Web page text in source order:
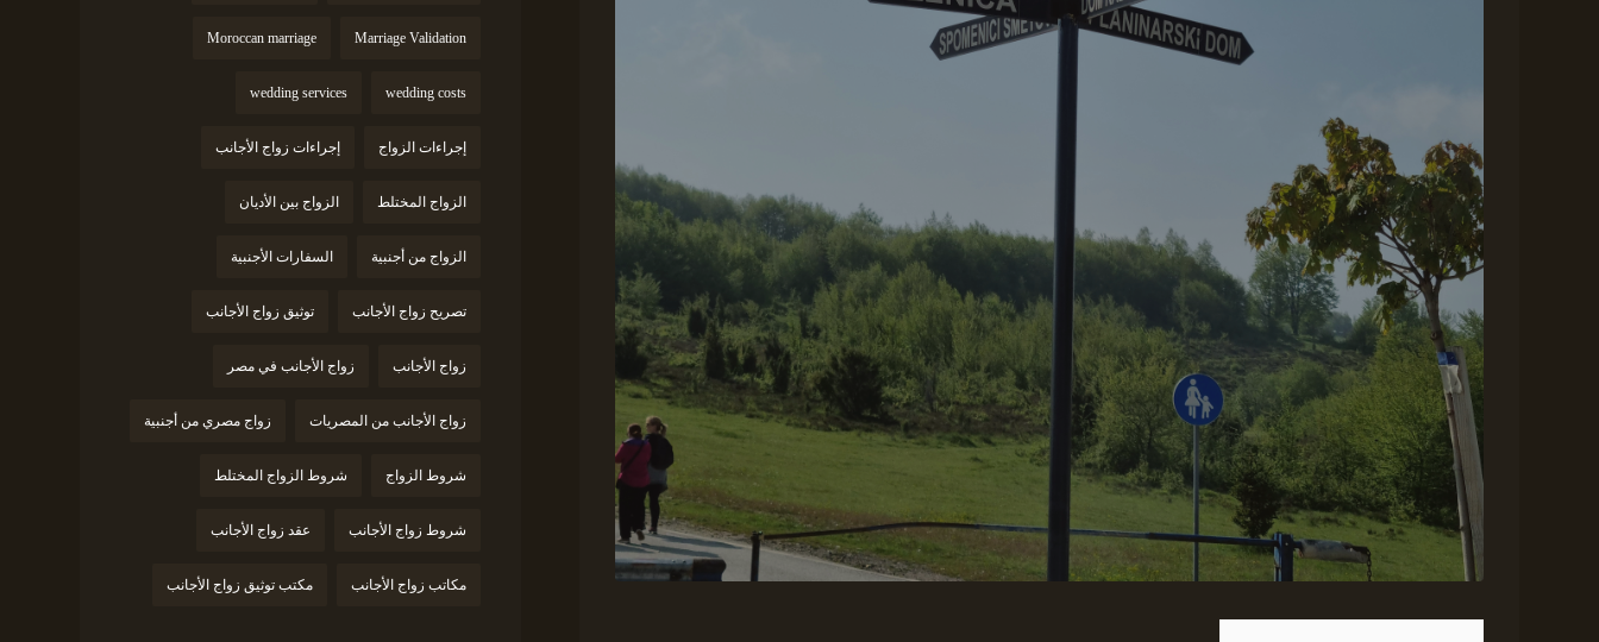
Marriage Validation
Moroccan marriage
wedding costs
wedding services
إجراءات الزواج إجراءات زواج الأجانب
الزواج المختلط الزواج بين الأديان
الزواج من أجنبية السفارات الأجنبية
تصريح زواج الأجانب توثيق زواج الأجانب
زواج الأجانب زواج الأجانب في مصر
زواج الأجانب من المصريات زواج مصري من أجنبية
شروط الزواج شروط الزواج المختلط
شروط زواج الأجانب عقد زواج الأجانب
مكاتب زواج الأجانب مكتب توثيق زواج الأجانب